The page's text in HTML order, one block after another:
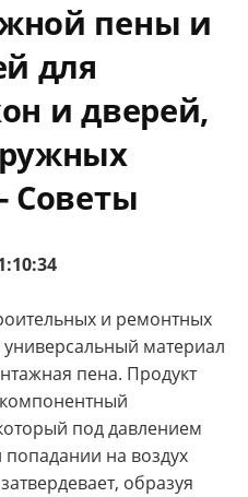
пены и
для
и дверей,
Советы
и ремонтных
материал
пена. Продукт
под давлением
на воздух
образуя